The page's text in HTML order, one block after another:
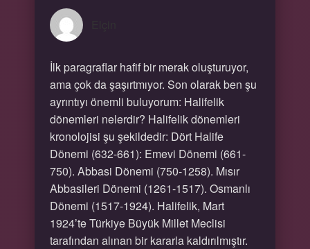
İlk paragraflar hafif bir merak oluşturuyor,
ama çok da şaşırtmıyor. Son olarak ben şu
ayrıntıyı önemli buluyorum: Halifelik
dönemleri nelerdir? Halifelik dönemleri
kronolojisi şu şekildedir: Dört Halife
Dönemi (632-661): Emevi Dönemi (661-
750). Abbasi Dönemi (750-1258). Mısır
Abbasileri Dönemi (1261-1517). Osmanlı
Dönemi (1517-1924). Halifelik, Mart
1924’te Türkiye Büyük Millet Meclisi
tarafından alınan bir kararla kaldırılmıştır.